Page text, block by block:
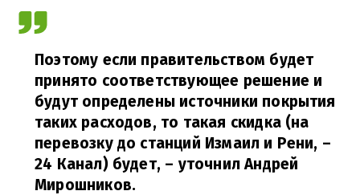
Поэтому если правительством будет
принято соответствующее решение и
будут определены источники покрытия
таких расходов, то такая скидка (на
перевозку до станций Измаил и Рени, –
24 Канал) будет, – уточнил Андрей
Мирошников.